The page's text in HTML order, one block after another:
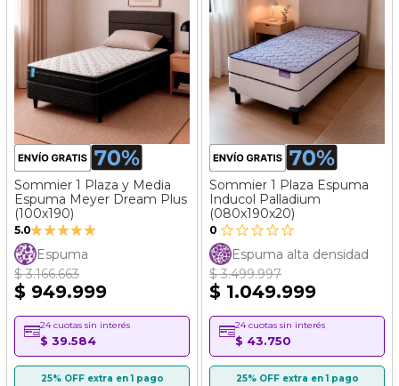
Sommier 1 Plaza y Media
Espuma Meyer Dream Plus
(100x190)
5.0Valoración:
100%
Espuma
$ 3.166.663
$ 949.999
24 cuotas sin interés
$ 39.584
25% OFF extra en 1 pago
Sommier 1 Plaza Espuma
Inducol Palladium
(080x190x20)
0
Espuma alta densidad
$ 3.499.997
$ 1.049.999
24 cuotas sin interés
$ 43.750
25% OFF extra en 1 pago